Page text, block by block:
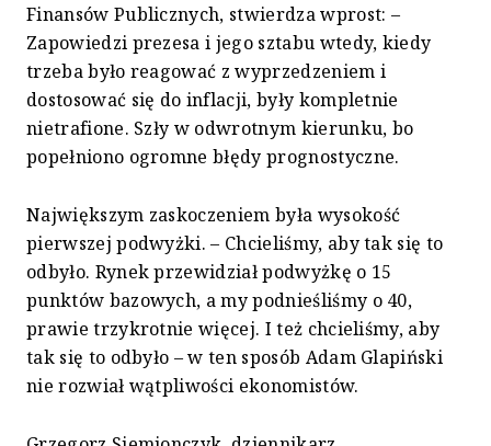
Finansów Publicznych, stwierdza wprost: –
Zapowiedzi prezesa i jego sztabu wtedy, kiedy
trzeba było reagować z wyprzedzeniem i
dostosować się do inflacji, były kompletnie
nietrafione. Szły w odwrotnym kierunku, bo
popełniono ogromne błędy prognostyczne.
Największym zaskoczeniem była wysokość
pierwszej podwyżki. – Chcieliśmy, aby tak się to
odbyło. Rynek przewidział podwyżkę o 15
punktów bazowych, a my podnieśliśmy o 40,
prawie trzykrotnie więcej. I też chcieliśmy, aby
tak się to odbyło – w ten sposób Adam Glapiński
nie rozwiał wątpliwości ekonomistów.